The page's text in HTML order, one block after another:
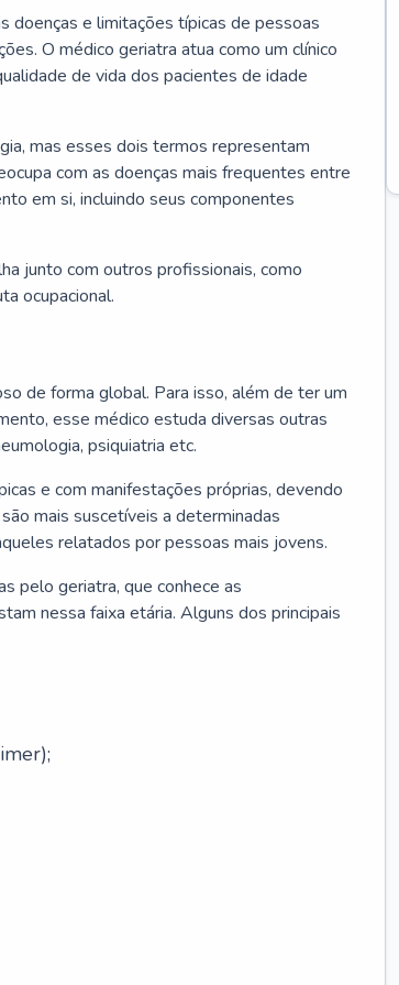
doenças e limitações típicas de pessoas
O médico geriatra atua como um clínico
de vida dos pacientes de idade
mas esses dois termos representam
com as doenças mais frequentes entre
em si, incluindo seus componentes
junto com outros profissionais, como
ocupacional.
de forma global. Para isso, além de ter um
esse médico estuda diversas outras
psiquiatria etc.
e com manifestações próprias, devendo
mais suscetíveis a determinadas
relatados por pessoas mais jovens.
pelo geriatra, que conhece as
nessa faixa etária. Alguns dos principais